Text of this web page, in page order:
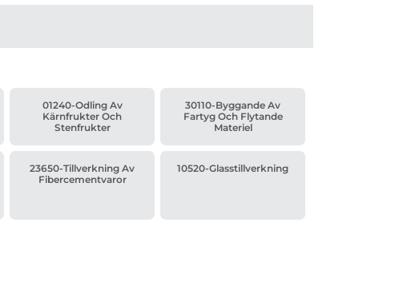
01240-Odling Av
Kärnfrukter Och
Stenfrukter
30110-Byggande Av
Fartyg Och Flytande
Materiel
23650-Tillverkning Av
Fibercementvaror
10520-Glasstillverkning